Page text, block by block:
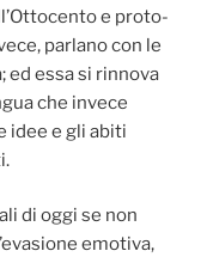
e proto-
parlano con le
ed essa si rinnova
che invece
idee e gli abiti
oggi se non
emotiva,